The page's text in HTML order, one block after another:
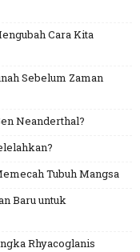
Cara Kita
Sebelum Zaman
Neanderthal?
Tubuh Mangsa
Baru untuk
Rhyacoglanis